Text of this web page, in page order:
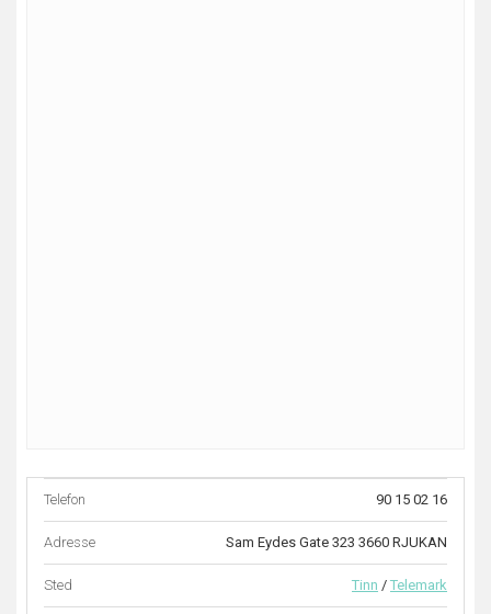
Telefon 90 15 02 16
Adresse Sam Eydes Gate 323 3660 RJUKAN
Sted Tinn / Telemark